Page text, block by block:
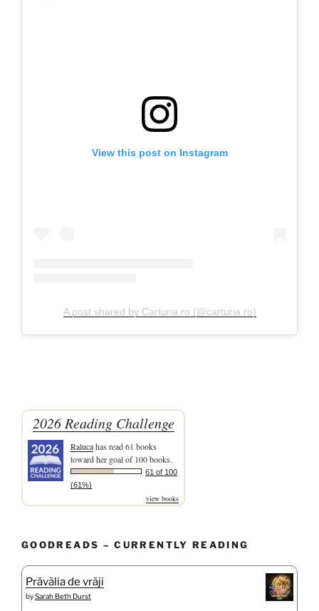
View this post on Instagram
A post shared by Carturia.ro (@carturia.ro)
2026 Reading Challenge
Ralucahas read 61 books
toward her goal of 100 books.
61 of 100
(61%)
view books
GOODREADS – CURRENTLY READING
Prăvălia de vrăji
bySarah Beth Durst